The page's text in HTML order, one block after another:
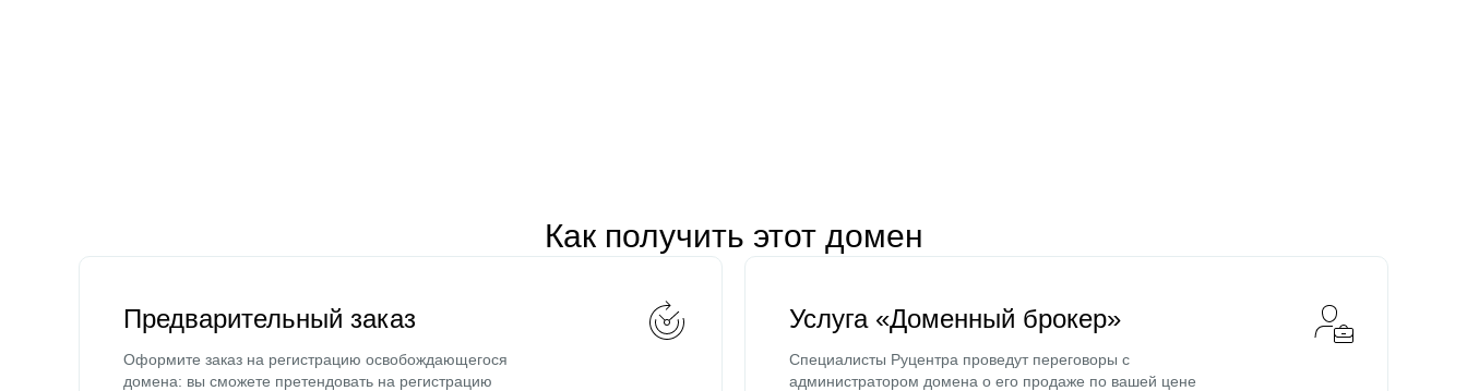
Как получить этот домен
Предварительный заказ
Оформите заказ на регистрацию освобождающегося
домена: вы сможете претендовать на регистрацию
Услуга «Доменный брокер»
Специалисты Руцентра проведут переговоры с
администратором домена о его продаже по вашей цене